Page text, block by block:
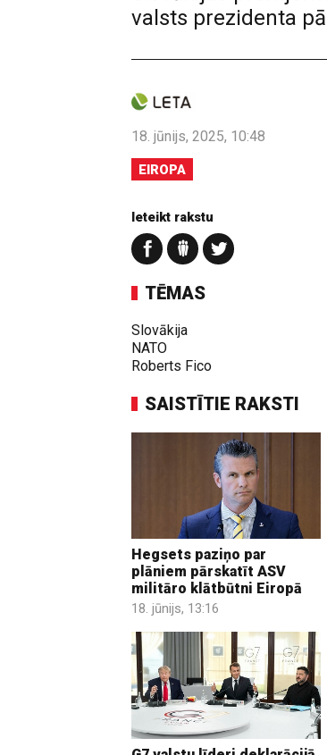
valsts prezidenta
18. jūnijs, 2025, 10:48
EIROPA
Ieteikt rakstu
TĒMAS
Slovākija
NATO
Roberts Fico
SAISTĪTIE RAKSTI
Hegsets paziņo par
plāniem pārskatīt ASV
militāro klātbūtni Eiropā
18. jūnijs, 13:16